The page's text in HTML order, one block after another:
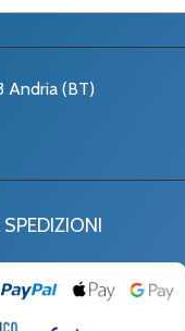
Andria (BT)